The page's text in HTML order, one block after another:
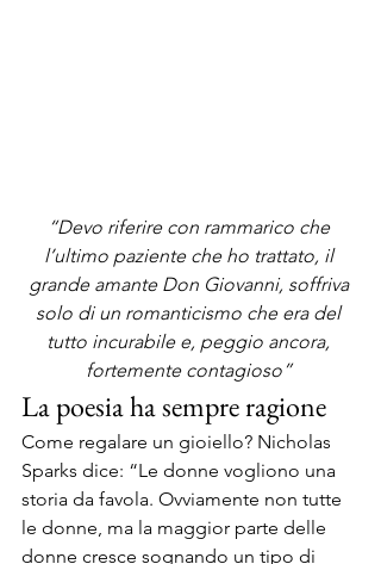
“Devo riferire con rammarico che
l’ultimo paziente che ho trattato, il
grande amante Don Giovanni, soffriva
solo di un romanticismo che era del
tutto incurabile e, peggio ancora,
fortemente contagioso”
La poesia ha sempre ragione
Come regalare un gioiello? Nicholas
Sparks dice: “Le donne vogliono una
storia da favola. Ovviamente non tutte
le donne, ma la maggior parte delle
donne cresce sognando un tipo di